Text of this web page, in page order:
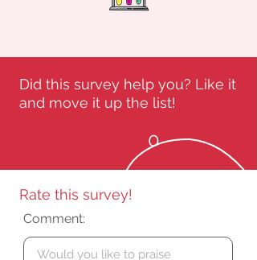
Did this survey help you? Like it
and move it up the list!
0
Rate this survey!
Comment: